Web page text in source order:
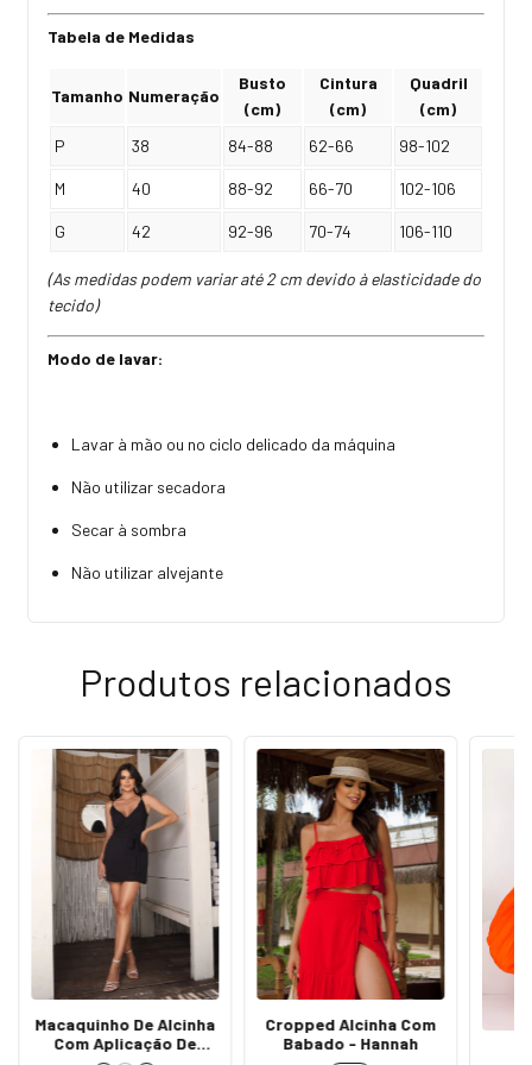
Tabela de Medidas
Tamanho Numeração
Busto
(cm)
Cintura
(cm)
Quadril
(cm)
P
38 84-88 62-66 98-102
M 40 88-92 66-70 102-106
G 42 92-96 70-74 106-110
(As medidas podem variar até 2 cm devido à elasticidade do
tecido)
Modo de lavar:
Lavar à mão ou no ciclo delicado da máquina
Não utilizar secadora
Secar à sombra
Não utilizar alvejante
Produtos relacionados
Macaquinho De Alcinha
Com Aplicação De
Cropped Alcinha Com
Babado - Hannah